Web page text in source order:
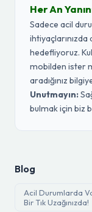
Her An
Sadece acil
ihtiyaçlarınızda
hedefliyoruz.
mobilden ister
aradığınız
Unutmayın:
bulmak için biz
Blog
Acil Durumlarda
Bir Tık Uzağınızda!